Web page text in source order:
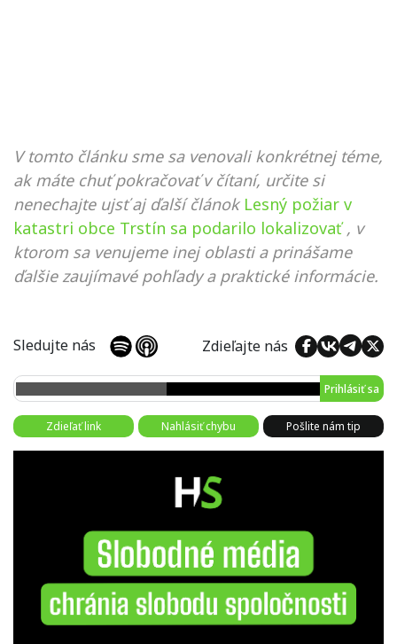
V tomto článku sme sa venovali konkrétnej téme,
ak máte chuť pokračovať v čítaní, určite si
nenechajte ujsť aj ďalší článok Lesný požiar v
katastri obce Trstín sa podarilo lokalizovať , v
ktorom sa venujeme inej oblasti a prinášame
ďalšie zaujímavé pohľady a praktické informácie.
Sledujte nás Zdieľajte nás
Prihlásiť sa
Zdieľať link Nahlásiť chybu Pošlite nám tip